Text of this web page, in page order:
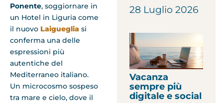
Ponente, soggiornare in
un Hotel in Liguria come
il nuovo Laigueglia si
conferma una delle
espressioni più
autentiche del
Mediterraneo italiano.
Un microcosmo sospeso
tra mare e cielo, dove il
28 Luglio 2026
Vacanza
sempre più
digitale e social